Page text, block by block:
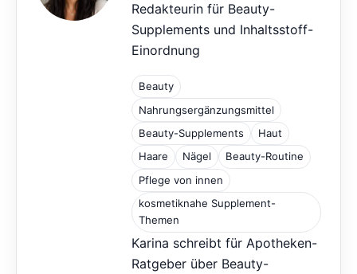
Redakteurin für Beauty-
Supplements und Inhaltsstoff-
Einordnung
Beauty
Nahrungsergänzungsmittel
Beauty-Supplements
Haut
Haare
Nägel
Beauty-Routine
Pflege von innen
kosmetiknahe Supplement-
Themen
Karina schreibt für Apotheken-
Ratgeber über Beauty-